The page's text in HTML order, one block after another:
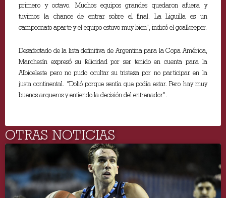
primero y octavo. Muchos equipos grandes quedaron afuera y
tuvimos la chance de entrar sobre el final. La Liguilla es un
campeonato aparte y el equipo estuvo muy bien”, indicó el goalkeeper.
Desafectado de la lista definitiva de Argentina para la Copa América,
Marchesín expresó su felicidad por ser tenido en cuenta para la
Albiceleste pero no pudo ocultar su tristeza por no participar en la
justa continental. “Dolió porque sentía que podía estar. Pero hay muy
buenos arqueros y entiendo la decisión del entrenador”.
OTRAS NOTICIAS